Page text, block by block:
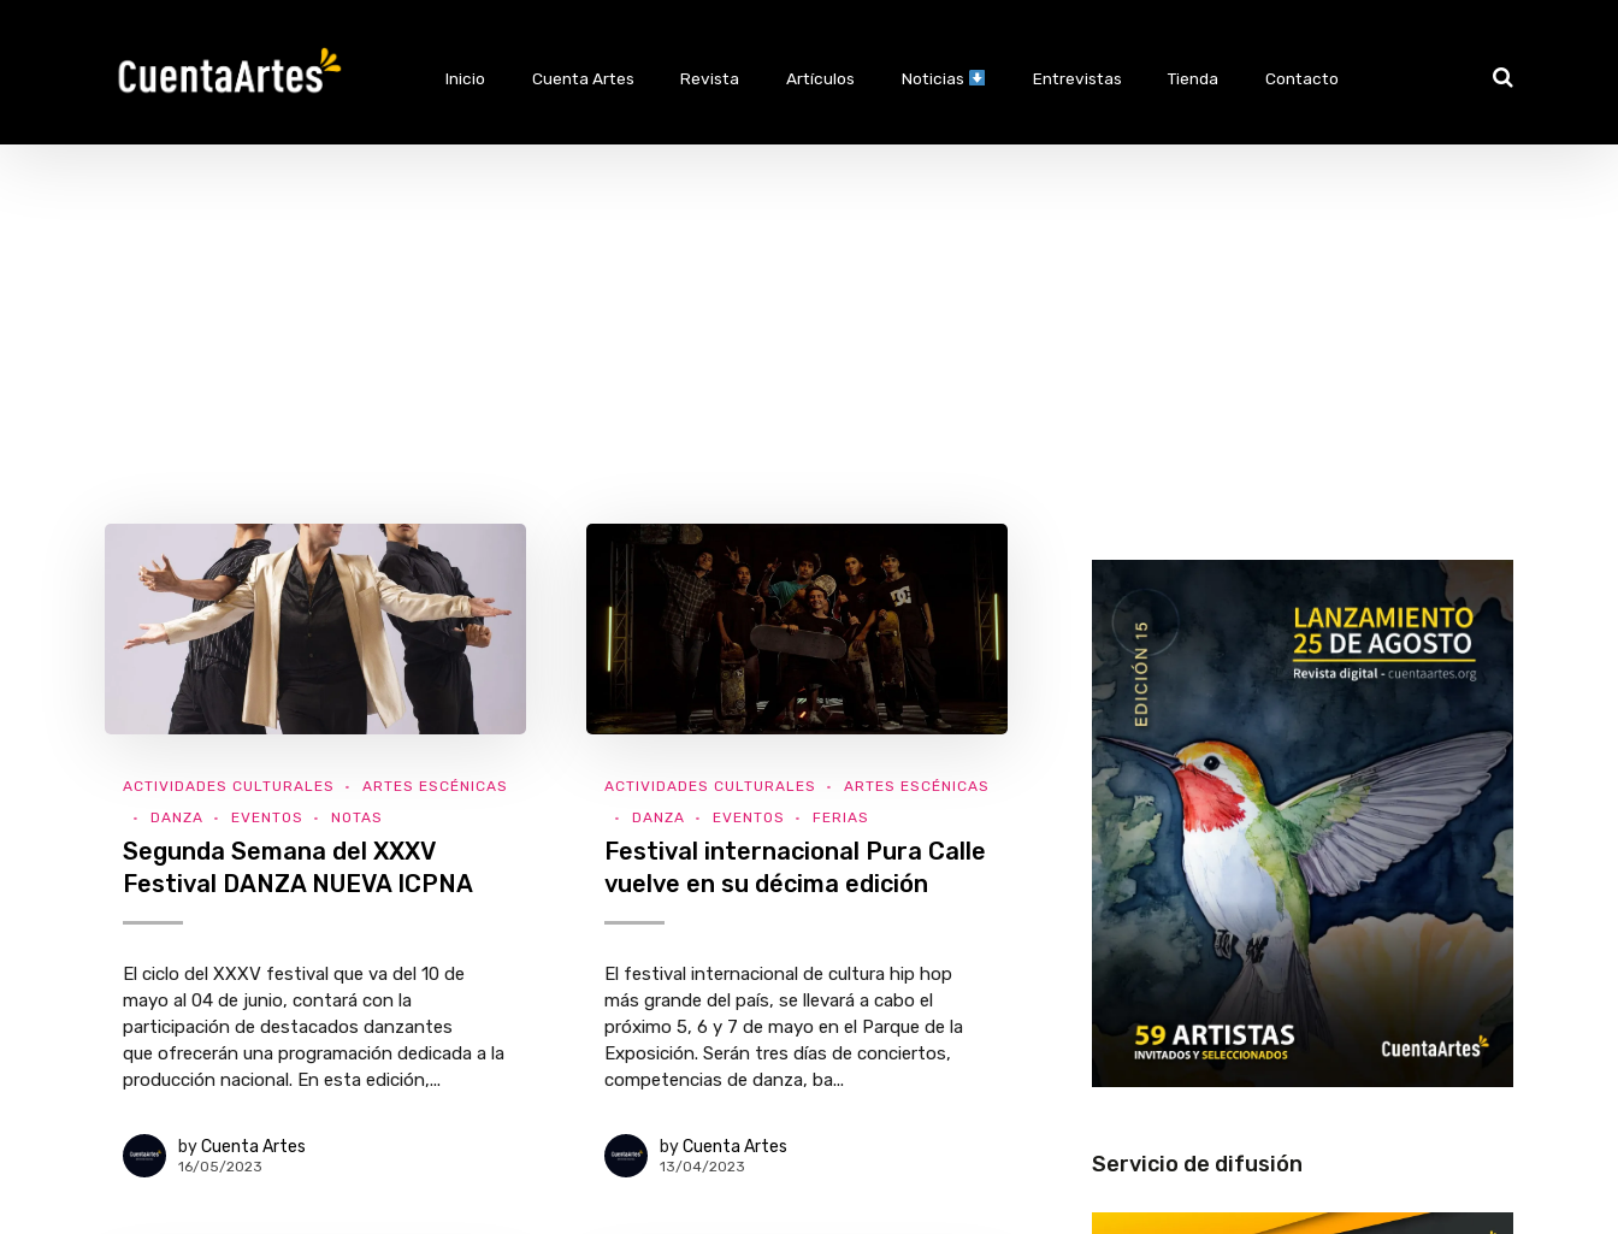
Inicio Cuenta Artes Revista Artículos Noticias Entrevistas Tienda Contacto
ACTIVIDADES CULTURALES
ARTES ESCÉNICAS
DANZA
EVENTOS NOTAS
Segunda Semana del XXXV
Festival DANZA NUEVA ICPNA
El ciclo del XXXV festival que va del 10 de
mayo al 04 de junio, contará con la
participación de destacados danzantes
que ofrecerán una programación dedicada a la
producción nacional. En esta edición,...
byCuenta Artes
16/05/2023
ACTIVIDADES CULTURALES
ARTES ESCÉNICAS
DANZA
EVENTOS FERIAS
Festival internacional Pura Calle
vuelve en su décima edición
El festival internacional de cultura hip hop
más grande del país, se llevará a cabo el
próximo 5, 6 y 7 de mayo en el Parque de la
Exposición. Serán tres días de conciertos,
competencias de danza, ba...
byCuenta Artes
13/04/2023 Servicio de difusión